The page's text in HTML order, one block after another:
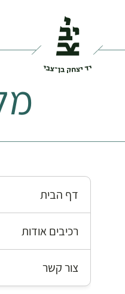
דף הבית
רכיבים אודות
צור קשר